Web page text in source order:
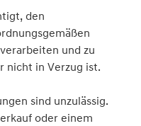
den
und zu
nicht in Verzug ist.
sind unzulässig.
oder einem